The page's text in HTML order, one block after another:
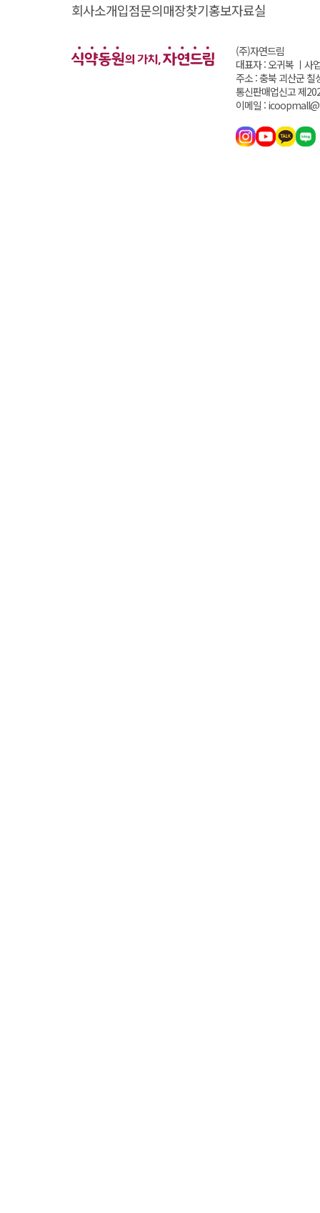
회사소개입점문의매장찾기홍보자료실
(주)자연드림
대표자 : 오귀복 ㅣ 사
주소 : 충북 괴산군 칠
통신판매업신고 제
이메일 :